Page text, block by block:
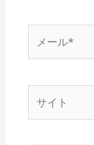
ー
*